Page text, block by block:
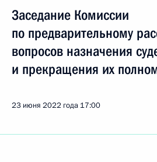
Заседание Комиссии
по предварительному
вопросов назначения
и прекращения их
23 июня 2022 года 17:00